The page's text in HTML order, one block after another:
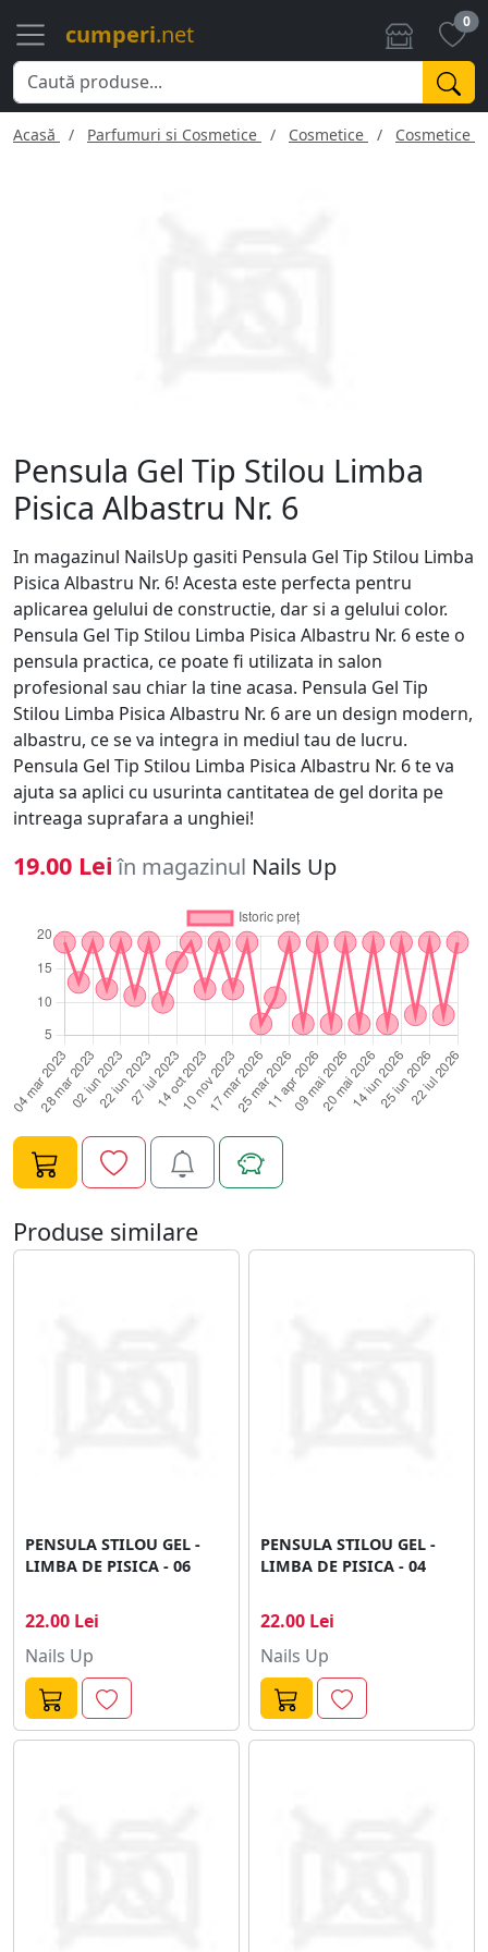
cumperi.net 0
Acasă Parfumuri si Cosmetice Cosmetice Cosmetice
Pensula Gel Tip Stilou Limba
Pisica Albastru Nr. 6
In magazinul NailsUp gasiti Pensula Gel Tip Stilou Limba
Pisica Albastru Nr. 6! Acesta este perfecta pentru
aplicarea gelului de constructie, dar si a gelului color.
Pensula Gel Tip Stilou Limba Pisica Albastru Nr. 6 este o
pensula practica, ce poate fi utilizata in salon
profesional sau chiar la tine acasa. Pensula Gel Tip
Stilou Limba Pisica Albastru Nr. 6 are un design modern,
albastru, ce se va integra in mediul tau de lucru.
Pensula Gel Tip Stilou Limba Pisica Albastru Nr. 6 te va
ajuta sa aplici cu usurinta cantitatea de gel dorita pe
intreaga suprafara a unghiei!
19.00 Lei în magazinul Nails Up
Produse similare
PENSULA STILOU GEL -
LIMBA DE PISICA - 06
22.00 Lei
Nails Up
PENSULA STILOU GEL -
LIMBA DE PISICA - 04
22.00 Lei
Nails Up